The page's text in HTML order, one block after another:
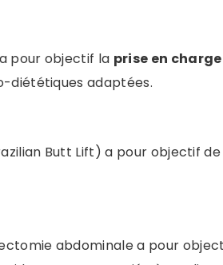
pour objectif la prise en
diététiques adaptées.
Butt Lift) a pour objectif de
abdominale a pour